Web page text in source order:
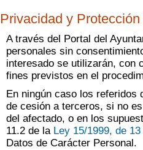
Privacidad y
A través del Portal del
personales sin
interesado se utilizarán, con
fines previstos en el
En ningún caso los referidos
de cesión a terceros, si no
del afectado, o en los
11.2 de la Ley 15/1999, de
Datos de Carácter Personal.